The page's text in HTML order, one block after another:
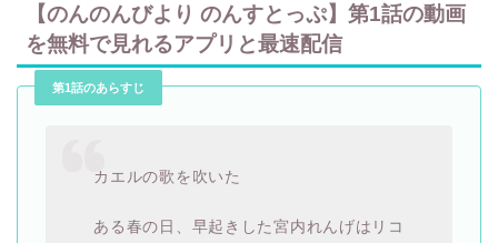
【のんのんびより のんすとっぷ】第1話の動画
を無料で見れるアプリと最速配信
第1話のあらすじ
カエルの歌を吹いた
ある春の日、早起きした宮内れんげはリコ